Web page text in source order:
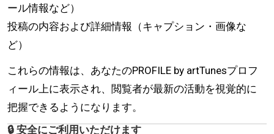
ール情報など）
投稿の内容および詳細情報（キャプション・画像な
ど）
これらの情報は、あなたのPROFILE by artTunesプロフ
ィール上に表示され、閲覧者が最新の活動を視覚的に
把握できるようになります。
🔒 安全にご利用いただけます